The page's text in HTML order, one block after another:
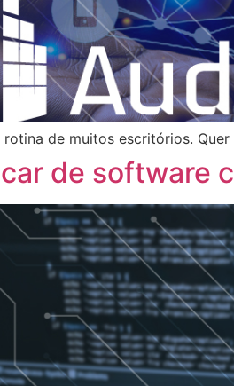
de muitos escritórios.
de software